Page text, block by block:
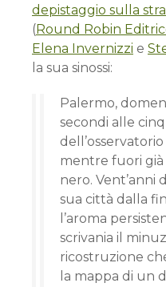
depistaggio sulla
(Round Robin
Elena Invernizzi e
la sua sinossi:
Palermo,
secondi alle
mentre fuori già
nero. Vent’anni
sua città dalla
l’aroma
scrivania il
ricostruzione
la mappa di un